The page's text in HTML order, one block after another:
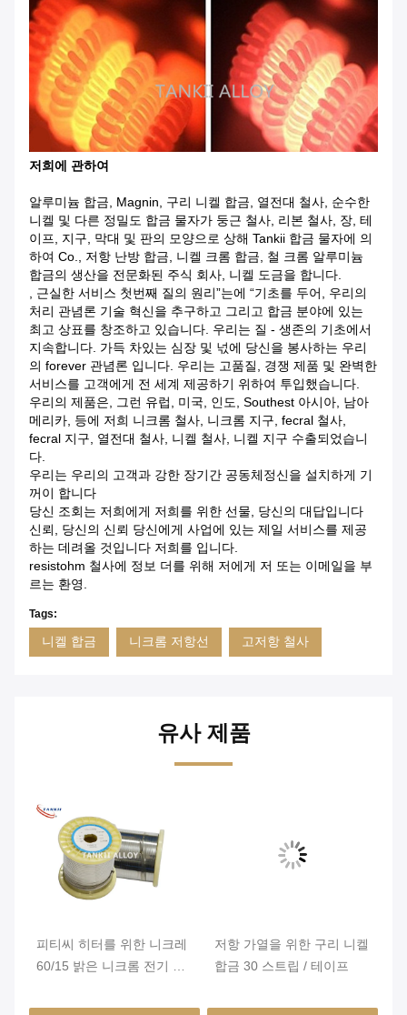
저희에 관하여
알루미늄 합금, Magnin, 구리 니켈 합금, 열전대 철사, 순수한
니켈 및 다른 정밀도 합금 물자가 둥근 철사, 리본 철사, 장, 테
이프, 지구, 막대 및 판의 모양으로 상해 Tankii 합금 물자에 의
하여 Co., 저항 난방 합금, 니켈 크롬 합금, 철 크롬 알루미늄
합금의 생산을 전문화된 주식 회사, 니켈 도금을 합니다.
, 근실한 서비스 첫번째 질의 원리”는에 “기초를 두어, 우리의
처리 관념론 기술 혁신을 추구하고 그리고 합금 분야에 있는
최고 상표를 창조하고 있습니다. 우리는 질 - 생존의 기초에서
지속합니다. 가득 차있는 심장 및 넋에 당신을 봉사하는 우리
의 forever 관념론 입니다. 우리는 고품질, 경쟁 제품 및 완벽한
서비스를 고객에게 전 세계 제공하기 위하여 투입했습니다.
우리의 제품은, 그런 유럽, 미국, 인도, Southest 아시아, 남아
메리카, 등에 저희 니크롬 철사, 니크롬 지구, fecral 철사,
fecral 지구, 열전대 철사, 니켈 철사, 니켈 지구 수출되었습니
다.
우리는 우리의 고객과 강한 장기간 공동체정신을 설치하게 기
꺼이 합니다
당신 조회는 저희에게 저희를 위한 선물, 당신의 대답입니다
신뢰, 당신의 신뢰 당신에게 사업에 있는 제일 서비스를 제공
하는 데려올 것입니다 저희를 입니다.
resistohm 철사에 정보 더를 위해 저에게 저 또는 이메일을 부
르는 환영.
Tags:
니켈 합금 니크롬 저항선 고저항 철사
유사 제품
피티씨 히터를 위한 니크레
60/15 밝은 니크롬 전기 저
저항 가열을 위한 구리 니켈
합금 30 스트립 / 테이프